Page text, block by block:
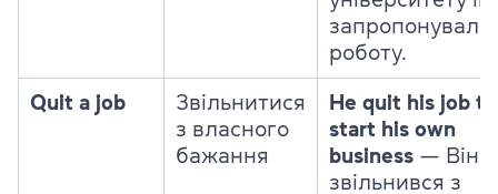
запропонували
роботу.
Quit a job
Звільнитися
з власного
бажання
He quit his job to
start his own
business — Він
звільнився з